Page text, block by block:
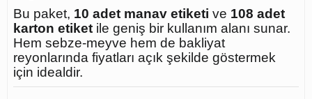
Bu paket, 10 adet manav etiketi ve 108 adet
karton etiket ile geniş bir kullanım alanı sunar.
Hem sebze-meyve hem de bakliyat
reyonlarında fiyatları açık şekilde göstermek
için idealdir.